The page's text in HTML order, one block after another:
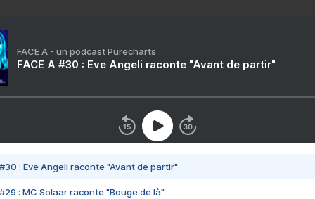
FACE A - un podcast Purecharts
FACE A #30 : Eve Angeli raconte "Avant de partir"
#30 : Eve Angeli raconte "Avant de partir"
#29 : MC Solaar raconte "Bouge de là"